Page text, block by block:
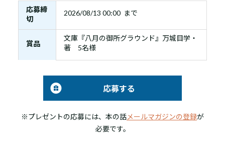
応募締
切
2026/08/13 00:00 まで
賞品
文庫『八月の御所グラウンド』万城目学・
著 5名様
応募する
※プレゼントの応募には、本の話メールマガジンの登録が
必要です。